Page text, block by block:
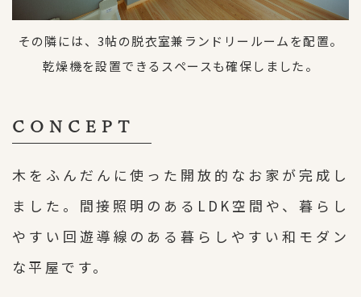
その隣には、3帖の脱衣室兼ランドリールームを配置。
乾燥機を設置できるスペースも確保しました。
CONCEPT
木をふんだんに使った開放的なお家が完成し
ました。間接照明のあるLDK空間や、暮らし
やすい回遊導線のある暮らしやすい和モダン
な平屋です。